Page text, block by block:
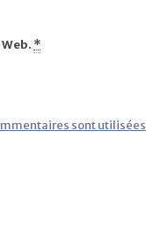
*
sont utilisées